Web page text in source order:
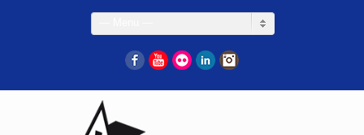
FacebookYouTube
Flickr LinkedIn